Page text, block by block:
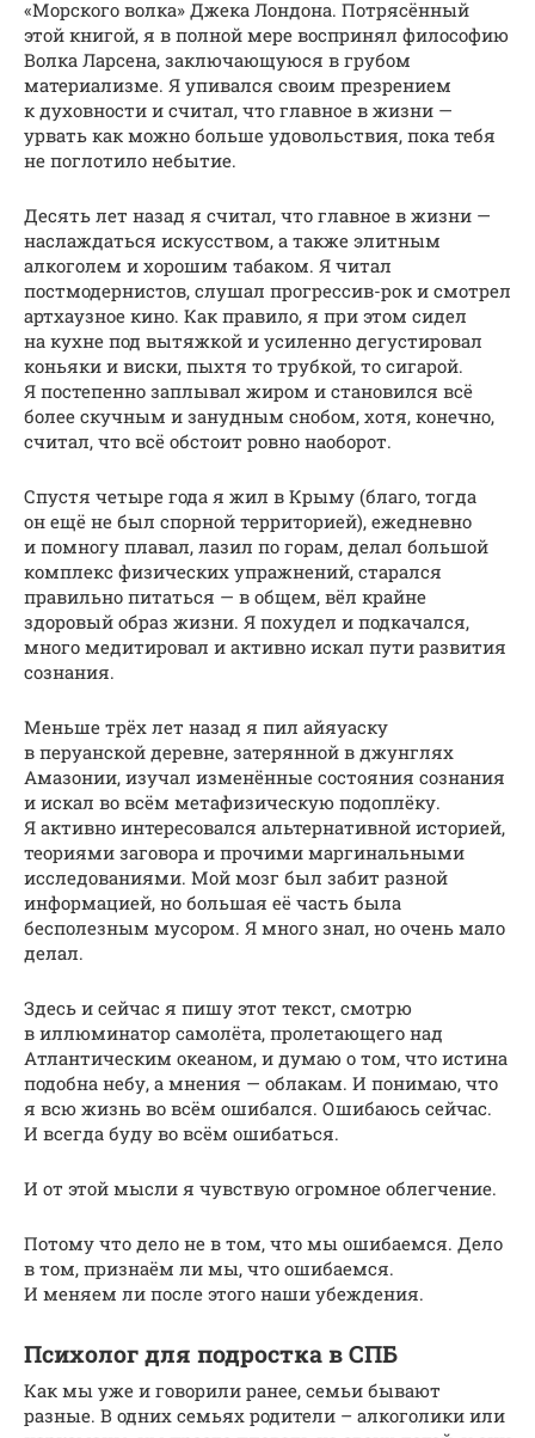
«Морского волка» Джека Лондона. Потрясённый
этой книгой, я в полной мере воспринял философию
Волка Ларсена, заключающуюся в грубом
материализме. Я упивался своим презрением
к духовности и считал, что главное в жизни —
урвать как можно больше удовольствия, пока тебя
не поглотило небытие.
Десять лет назад я считал, что главное в жизни —
наслаждаться искусством, а также элитным
алкоголем и хорошим табаком. Я читал
постмодернистов, слушал прогрессив-рок и смотрел
артхаузное кино. Как правило, я при этом сидел
на кухне под вытяжкой и усиленно дегустировал
коньяки и виски, пыхтя то трубкой, то сигарой.
Я постепенно заплывал жиром и становился всё
более скучным и занудным снобом, хотя, конечно,
считал, что всё обстоит ровно наоборот.
Спустя четыре года я жил в Крыму (благо, тогда
он ещё не был спорной территорией), ежедневно
и помногу плавал, лазил по горам, делал большой
комплекс физических упражнений, старался
правильно питаться — в общем, вёл крайне
здоровый образ жизни. Я похудел и подкачался,
много медитировал и активно искал пути развития
сознания.
Меньше трёх лет назад я пил айяуаску
в перуанской деревне, затерянной в джунглях
Амазонии, изучал изменённые состояния сознания
и искал во всём метафизическую подоплёку.
Я активно интересовался альтернативной историей,
теориями заговора и прочими маргинальными
исследованиями. Мой мозг был забит разной
информацией, но большая её часть была
бесполезным мусором. Я много знал, но очень мало
делал.
Здесь и сейчас я пишу этот текст, смотрю
в иллюминатор самолёта, пролетающего над
Атлантическим океаном, и думаю о том, что истина
подобна небу, а мнения — облакам. И понимаю, что
я всю жизнь во всём ошибался. Ошибаюсь сейчас.
И всегда буду во всём ошибаться.
И от этой мысли я чувствую огромное облегчение.
Потому что дело не в том, что мы ошибаемся. Дело
в том, признаём ли мы, что ошибаемся.
И меняем ли после этого наши убеждения.
Психолог для подростка в СПБ
Как мы уже и говорили ранее, семьи бывают
разные. В одних семьях родители – алкоголики или